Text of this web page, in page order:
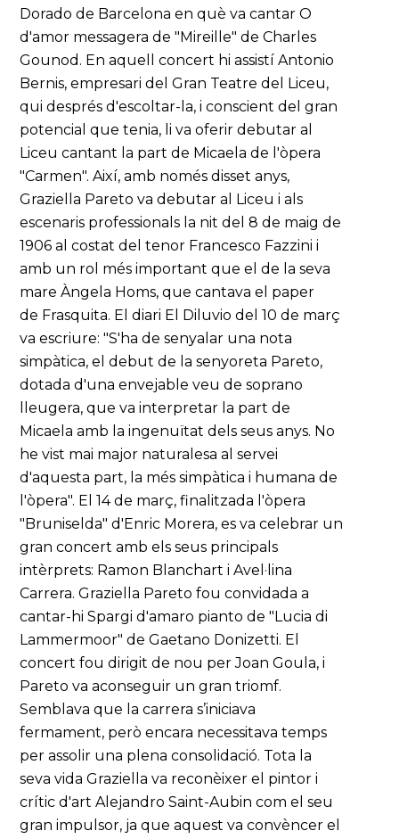
Dorado de Barcelona en què va cantar O
d'amor messagera de "Mireille" de Charles
Gounod. En aquell concert hi assistí Antonio
Bernis, empresari del Gran Teatre del Liceu,
qui després d'escoltar-la, i conscient del gran
potencial que tenia, li va oferir debutar al
Liceu cantant la part de Micaela de l'òpera
"Carmen". Així, amb només disset anys,
Graziella Pareto va debutar al Liceu i als
escenaris professionals la nit del 8 de maig de
1906 al costat del tenor Francesco Fazzini i
amb un rol més important que el de la seva
mare Àngela Homs, que cantava el paper
de Frasquita. El diari El Diluvio del 10 de març
va escriure: "S'ha de senyalar una nota
simpàtica, el debut de la senyoreta Pareto,
dotada d'una envejable veu de soprano
lleugera, que va interpretar la part de
Micaela amb la ingenuïtat dels seus anys. No
he vist mai major naturalesa al servei
d'aquesta part, la més simpàtica i humana de
l'òpera". El 14 de març, finalitzada l'òpera
"Bruniselda" d'Enric Morera, es va celebrar un
gran concert amb els seus principals
intèrprets: Ramon Blanchart i Avel·lina
Carrera. Graziella Pareto fou convidada a
cantar-hi Spargi d'amaro pianto de "Lucia di
Lammermoor" de Gaetano Donizetti. El
concert fou dirigit de nou per Joan Goula, i
Pareto va aconseguir un gran triomf.
Semblava que la carrera s’iniciava
fermament, però encara necessitava temps
per assolir una plena consolidació. Tota la
seva vida Graziella va reconèixer el pintor i
crític d'art Alejandro Saint-Aubin com el seu
gran impulsor, ja que aquest va convèncer el